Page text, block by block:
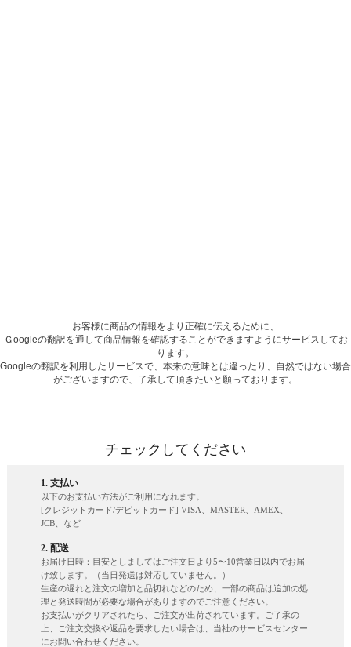
お客様に商品の情報をより正確に伝えるために、
Ｇoogleの翻訳を通して商品情報を確認することができますようにサービスしてお
ります。
Googleの翻訳を利用したサービスで、本来の意味とは違ったり、自然ではない場合
がございますので、了承して頂きたいと願っております。
チェックしてください
1. 支払い
以下のお支払い方法がご利用になれます。
[クレジットカード/デビットカード] VISA、MASTER、AMEX、
JCB、など
2. 配送
お届け日時：目安としましてはご注文日より5〜10営業日以内でお届
け致します。（当日発送は対応していません。）
生産の遅れと注文の増加と品切れなどのため、一部の商品は追加の処
理と発送時間が必要な場合がありますのでご注意ください。
お支払いがクリアされたら、ご注文が出荷されています。ご了承の
上、ご注文交換や返品を要求したい場合は、当社のサービスセンター
にお問い合わせください。